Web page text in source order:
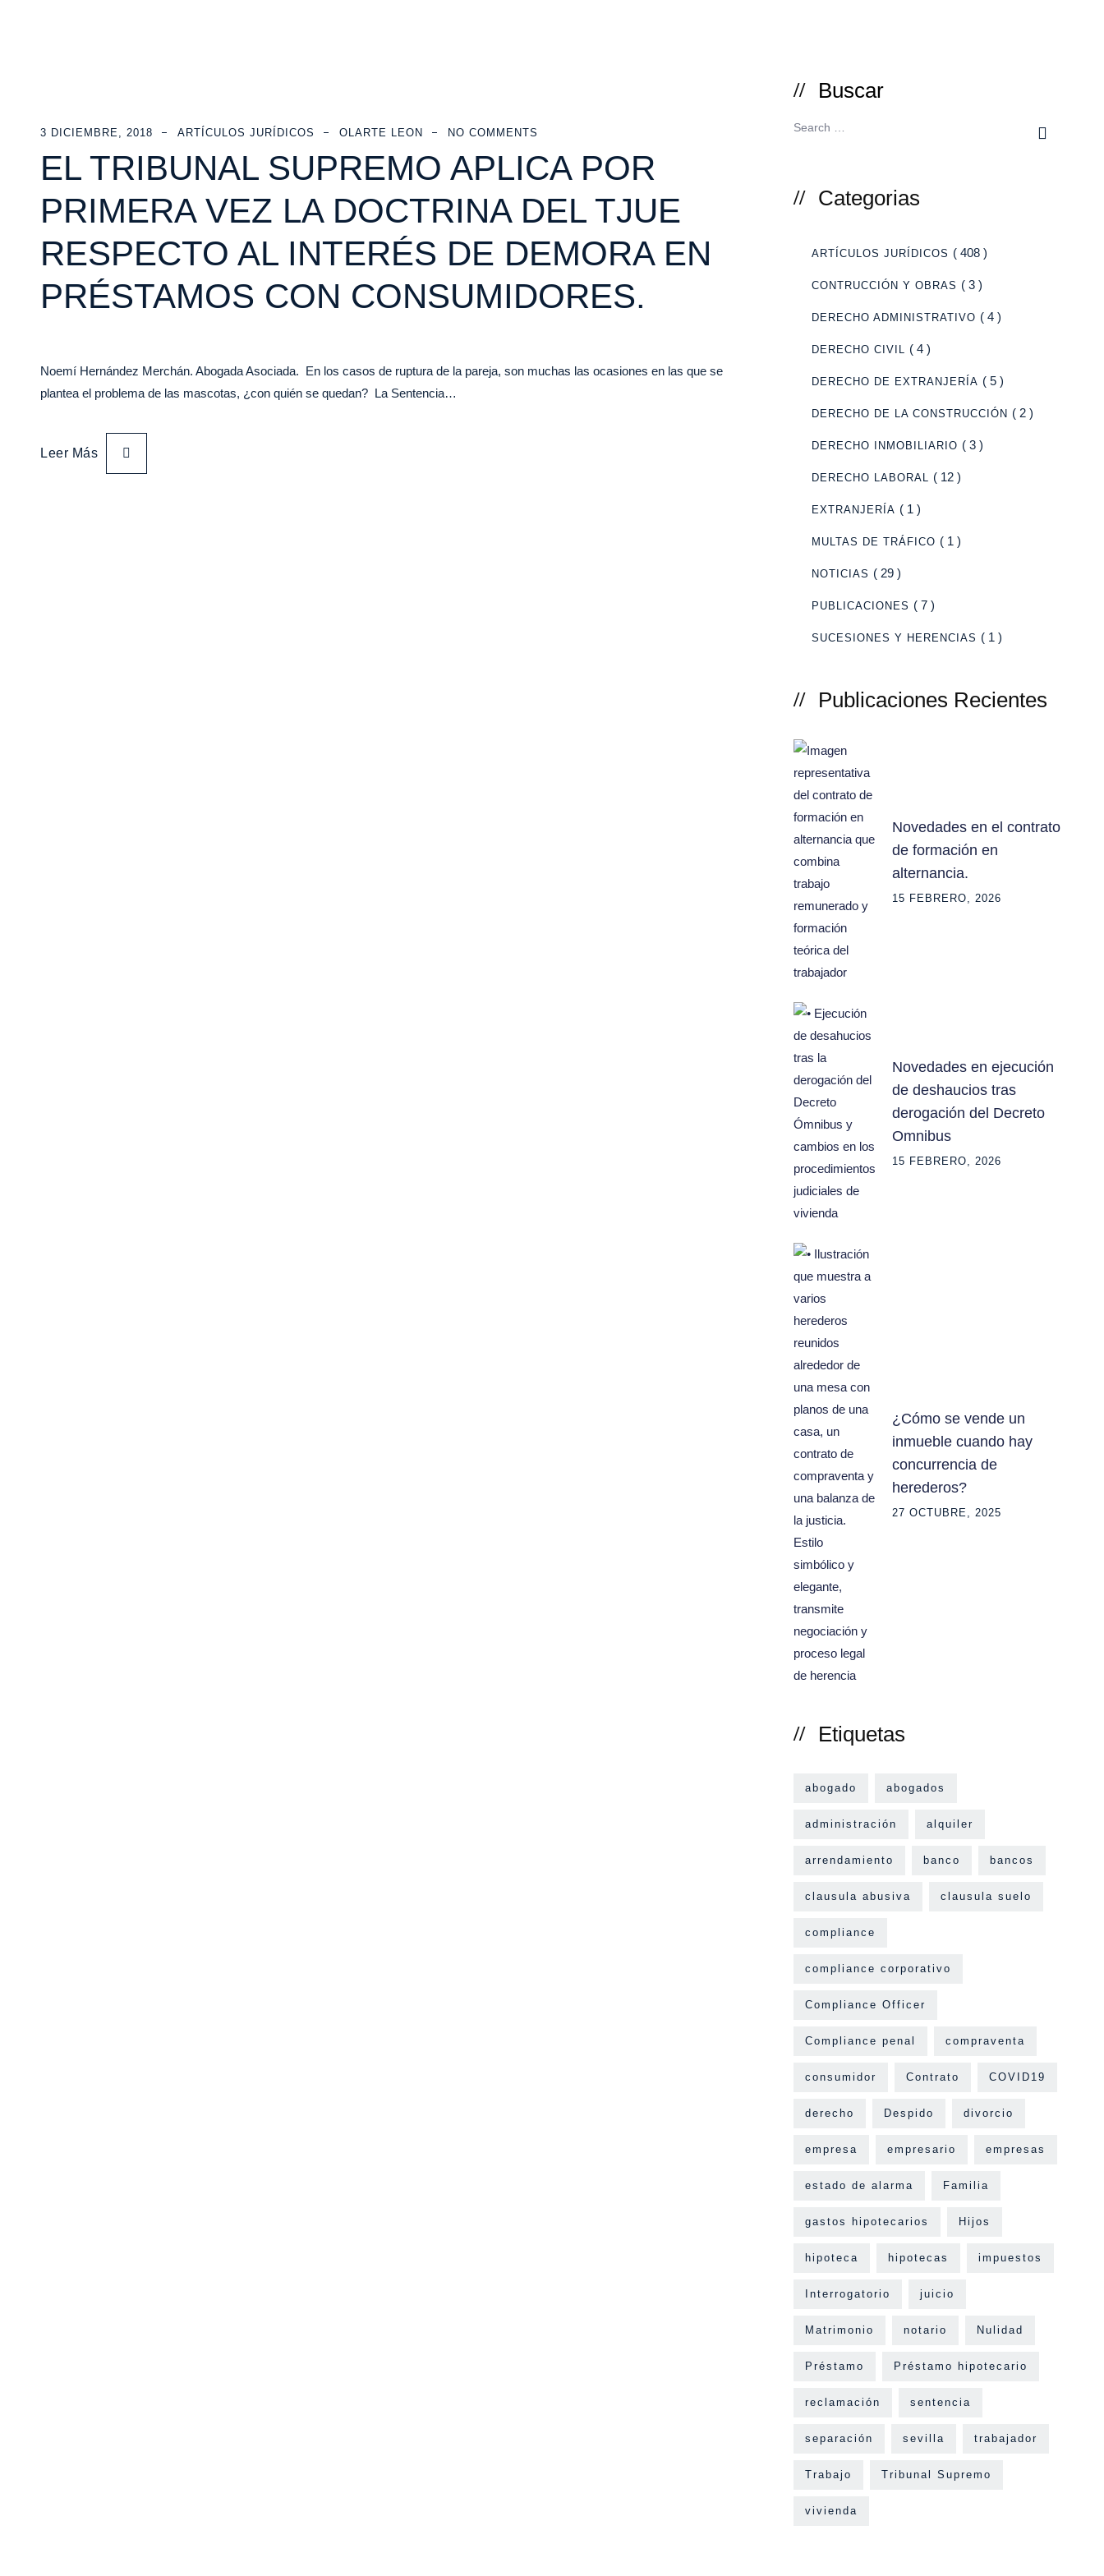
3 DICIEMBRE, 2018 ARTÍCULOS JURÍDICOS OLARTE LEON NO COMMENTS
EL TRIBUNAL SUPREMO APLICA POR
PRIMERA VEZ LA DOCTRINA DEL TJUE
RESPECTO AL INTERÉS DE DEMORA EN
PRÉSTAMOS CON CONSUMIDORES.
Noemí Hernández Merchán. Abogada Asociada. En los casos de ruptura de la pareja, son muchas las ocasiones en las que se
plantea el problema de las mascotas, ¿con quién se quedan? La Sentencia…
Leer Más
Buscar
Categorias
ARTÍCULOS JURÍDICOS ( 408 )
CONTRUCCIÓN Y OBRAS ( 3 )
DERECHO ADMINISTRATIVO ( 4 )
DERECHO CIVIL ( 4 )
DERECHO DE EXTRANJERÍA ( 5 )
DERECHO DE LA CONSTRUCCIÓN ( 2 )
DERECHO INMOBILIARIO ( 3 )
DERECHO LABORAL ( 12 )
EXTRANJERÍA ( 1 )
MULTAS DE TRÁFICO ( 1 )
NOTICIAS ( 29 )
PUBLICACIONES ( 7 )
SUCESIONES Y HERENCIAS ( 1 )
Publicaciones Recientes
Novedades en el contrato
de formación en
alternancia.
15 FEBRERO, 2026
Novedades en ejecución
de deshaucios tras
derogación del Decreto
Omnibus
15 FEBRERO, 2026
¿Cómo se vende un
inmueble cuando hay
concurrencia de
herederos?
27 OCTUBRE, 2025
Etiquetas
abogado abogados
administración alquiler
arrendamiento banco bancos
clausula abusiva clausula suelo
compliance
compliance corporativo
Compliance Officer
Compliance penal compraventa
consumidor Contrato COVID19
derecho Despido divorcio
empresa empresario empresas
estado de alarma Familia
gastos hipotecarios Hijos
hipoteca hipotecas impuestos
Interrogatorio juicio
Matrimonio notario Nulidad
Préstamo Préstamo hipotecario
reclamación sentencia
separación sevilla trabajador
Trabajo Tribunal Supremo
vivienda